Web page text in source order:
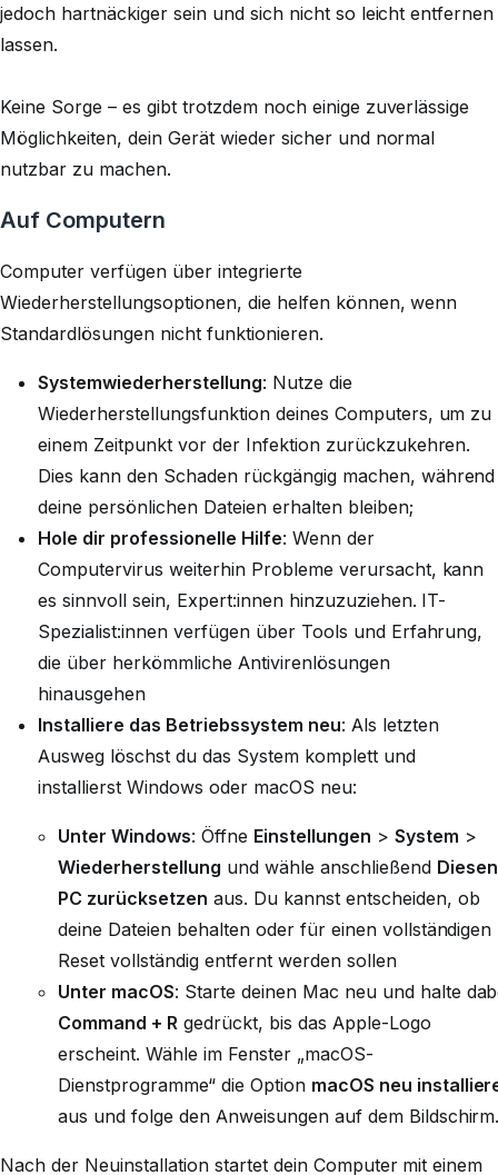
jedoch hartnäckiger sein und sich nicht so leicht entfernen
lassen.
Keine Sorge – es gibt trotzdem noch einige zuverlässige
Möglichkeiten, dein Gerät wieder sicher und normal
nutzbar zu machen.
Auf Computern
Computer verfügen über integrierte
Wiederherstellungsoptionen, die helfen können, wenn
Standardlösungen nicht funktionieren.
Systemwiederherstellung: Nutze die
Wiederherstellungsfunktion deines Computers, um zu
einem Zeitpunkt vor der Infektion zurückzukehren.
Dies kann den Schaden rückgängig machen, während
deine persönlichen Dateien erhalten bleiben;
Hole dir professionelle Hilfe: Wenn der
Computervirus weiterhin Probleme verursacht, kann
es sinnvoll sein, Expert:innen hinzuzuziehen. IT-
Spezialist:innen verfügen über Tools und Erfahrung,
die über herkömmliche Antivirenlösungen
hinausgehen
Installiere das Betriebssystem neu: Als letzten
Ausweg löschst du das System komplett und
installierst Windows oder macOS neu:
Unter Windows: Öffne Einstellungen > System >
Wiederherstellung und wähle anschließend Diesen
PC zurücksetzen aus. Du kannst entscheiden, ob
deine Dateien behalten oder für einen vollständigen
Reset vollständig entfernt werden sollen
Unter macOS: Starte deinen Mac neu und halte
Command + R gedrückt, bis das Apple-Logo
erscheint. Wähle im Fenster „macOS-
Dienstprogramme“ die Option macOS neu
aus und folge den Anweisungen auf dem
Nach der Neuinstallation startet dein Computer mit einem